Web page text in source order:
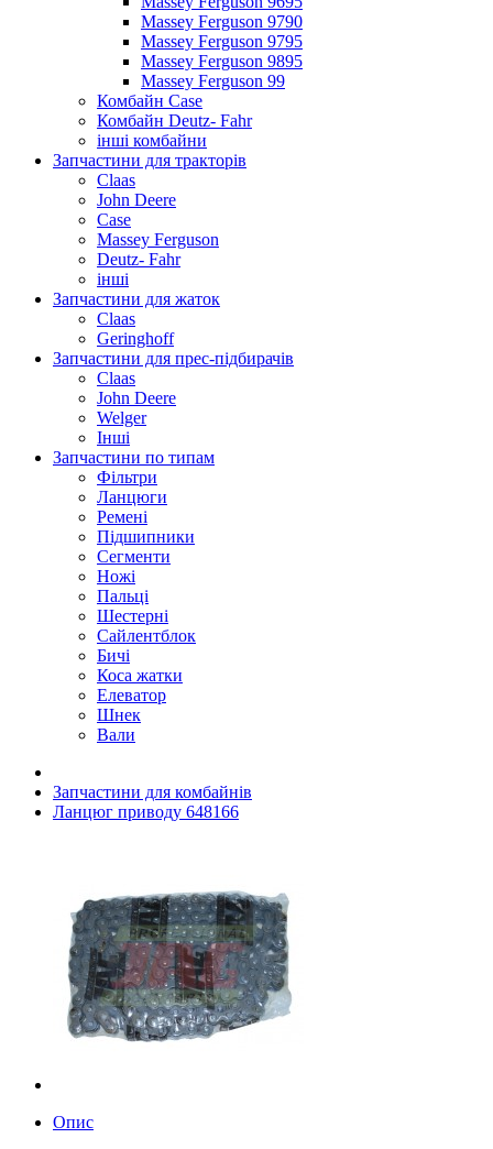
Massey Ferguson 9790
Massey Ferguson 9795
Massey Ferguson 9895
Massey Ferguson 99
Комбайн Case
Комбайн Deutz- Fahr
інші комбайни
Запчастини для тракторів
Claas
John Deere
Case
Massey Ferguson
Deutz- Fahr
інші
Запчастини для жаток
Claas
Geringhoff
Запчастини для прес-підбирачів
Claas
John Deere
Welger
Інші
Запчастини по типам
Фільтри
Ланцюги
Ремені
Підшипники
Сегменти
Ножі
Пальці
Шестерні
Сайлентблок
Бичі
Коса жатки
Елеватор
Шнек
Вали
Запчастини для комбайнів
Ланцюг приводу 648166
Опис